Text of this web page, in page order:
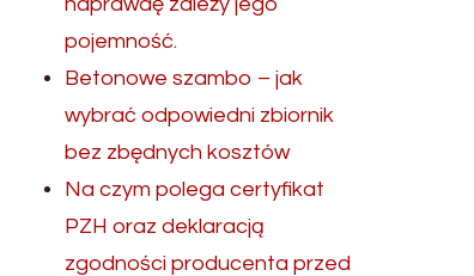
pojemność.
Betonowe szambo – jak
wybrać odpowiedni zbiornik
bez zbędnych kosztów
Na czym polega certyfikat
PZH oraz deklaracją
zgodności producenta przed